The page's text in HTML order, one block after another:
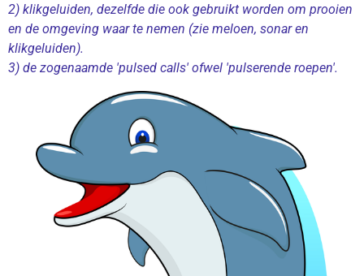
2) klikgeluiden, dezelfde die ook gebruikt worden om prooien
en de omgeving waar te nemen (zie meloen, sonar en
klikgeluiden).
3) de zogenaamde 'pulsed calls' ofwel 'pulserende roepen'.